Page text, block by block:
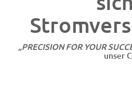
„PRECISION FOR YOUR
unser